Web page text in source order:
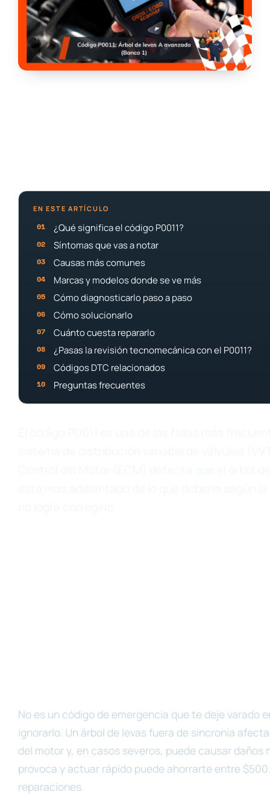
EN ESTE ARTÍCULO
¿Qué significa el código P0011?
Síntomas que vas a notar
Causas más comunes
Marcas y modelos donde se ve más
Cómo diagnosticarlo paso a paso
Cómo solucionarlo
Cuánto cuesta repararlo
¿Pasas la revisión tecnomecánica con el P0011?
Códigos DTC relacionados
Preguntas frecuentes
No es un código de emergencia que te deje varado
ignorarlo. Un árbol de levas fuera de sincronía
del motor y, en casos severos, puede causar
provoca y actuar rápido puede ahorrarte entre
reparaciones.